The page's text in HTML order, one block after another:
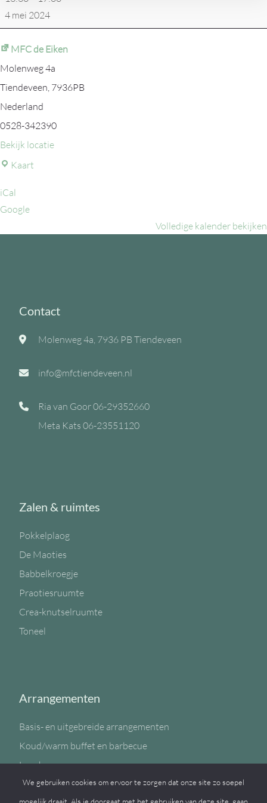
4 mei 2024
MFC de Eiken
Molenweg 4a
Tiendeveen, 7936PB
Nederland
0528-342390
Bekijk locatie
Kaart
iCal
Google
Volledige kalender bekijken
Contact
Molenweg 4a, 7936 PB Tiendeveen
info@mfctiendeveen.nl
Ria van Goor06-29352660
Meta Kats 06-23551120
Zalen & ruimtes
Pokkelplaog
De Maoties
Babbelkroegje
Praotiesruumte
Crea-knutselruumte
Toneel
Arrangementen
Basis- en uitgebreide arrangementen
Koud/warm buffet en barbecue
Lunch
Sportzaal
We gebruiken cookies om ervoor te zorgen dat onze site zo soepel